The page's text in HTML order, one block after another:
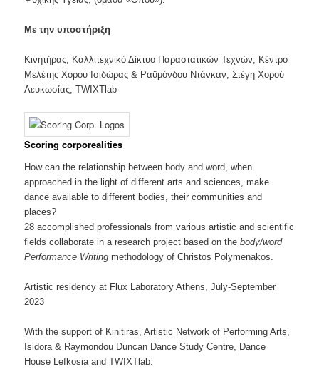
Με την υποστήριξη
Κινητήρας, Καλλιτεχνικό Δίκτυο Παραστατικών Τεχνών, Κέντρο
Μελέτης Χορού Ισιδώρας & Ραϋμόνδου Ντάνκαν, Στέγη Χορού
Λευκωσίας, TWIXTlab
Scoring corporealities
How can the relationship between body and word, when
approached in the light of different arts and sciences, make
dance available to different bodies, their communities and
places?
28 accomplished professionals from various artistic and scientific
fields collaborate in a research project based on thebody/word
Performance Writing methodology of Christos Polymenakos.
Artistic residency at Flux Laboratory Athens, July-September
2023
With the support of Kinitiras, Artistic Network of Performing Arts,
Isidora & Raymondou Duncan Dance Study Centre, Dance
House Lefkosia and TWIXTlab.